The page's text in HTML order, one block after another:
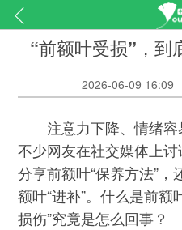
“前额叶受损”，到
2026-06-09 16:09
注意力下降、情绪容
不少网友在社交媒体上讨
分享前额叶“保养方法”
额叶“进补”。什么是前
损伤”究竟是怎么回事？